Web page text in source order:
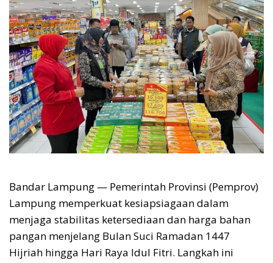
Bandar Lampung — Pemerintah Provinsi (Pemprov)
Lampung memperkuat kesiapsiagaan dalam
menjaga stabilitas ketersediaan dan harga bahan
pangan menjelang Bulan Suci Ramadan 1447
Hijriah hingga Hari Raya Idul Fitri. Langkah ini